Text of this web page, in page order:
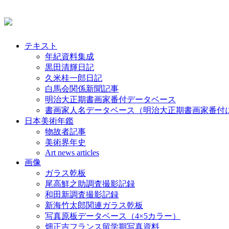
テキスト
年紀資料集成
黒田清輝日記
久米桂一郎日記
白馬会関係新聞記事
明治大正期書画家番付データベース
書画家人名データベース（明治大正期書画家番付
日本美術年鑑
物故者記事
美術界年史
Art news articles
画像
ガラス乾板
尾高鮮之助調査撮影記録
和田新調査撮影記録
新海竹太郎関連ガラス乾板
写真原板データベース（4×5カラー）
畑正吉フランス留学期写真資料